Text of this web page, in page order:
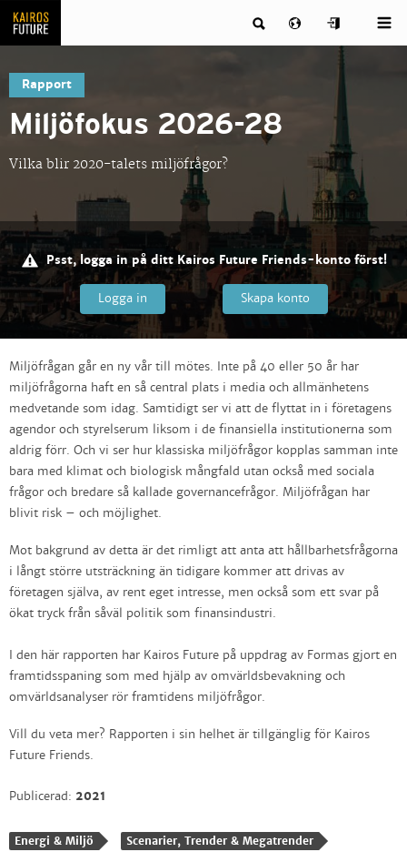
Rapport
Miljöfokus 2026-28
Vilka blir 2020-talets miljöfrågor?
Psst, logga in på ditt Kairos Future Friends-konto först!
Logga in Skapa konto
Miljöfrågan går en ny vår till mötes. Inte på 40 eller 50 år har
miljöfrågorna haft en så central plats i media och allmänhetens
medvetande som idag. Samtidigt ser vi att de flyttat in i företagens
agendor och styrelserum liksom i de finansiella institutionerna som
aldrig förr. Och vi ser hur klassiska miljöfrågor kopplas samman inte
bara med klimat och biologisk mångfald utan också med sociala
frågor och bredare så kallade governancefrågor. Miljöfrågan har
blivit risk – och möjlighet.
Mot bakgrund av detta är det rimligt att anta att hållbarhetsfrågorna
i långt större utsträckning än tidigare kommer att drivas av
företagen själva, av rent eget intresse, men också som ett svar på
ökat tryck från såväl politik som finansindustri.
I den här rapporten har Kairos Future på uppdrag av Formas gjort en
framtidsspaning som med hjälp av omvärldsbevakning och
omvärldsanalyser rör framtidens miljöfrågor.
Vill du veta mer? Rapporten i sin helhet är tillgänglig för Kairos
Future Friends.
Publicerad: 2021
Energi & Miljö Scenarier, Trender & Megatrender